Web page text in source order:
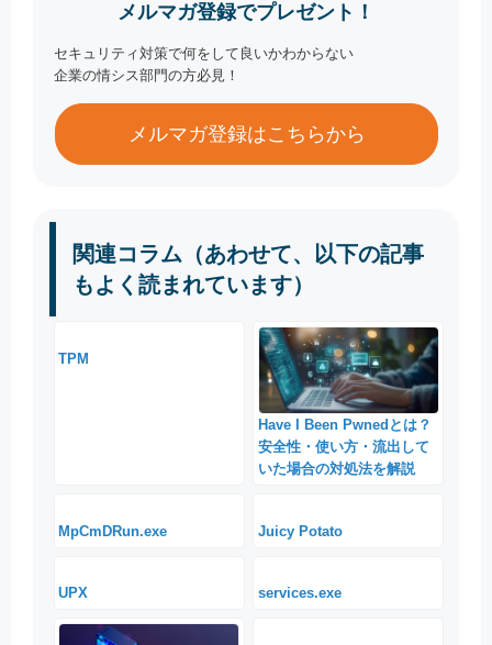
メルマガ登録でプレゼント！
セキュリティ対策で何をして良いかわからない
企業の情シス部門の方必見！
メルマガ登録はこちらから
関連コラム（あわせて、以下の記事
もよく読まれています）
TPM
Have I Been Pwnedとは？
安全性・使い方・流出して
いた場合の対処法を解説
MpCmDRun.exe Juicy Potato
UPX services.exe